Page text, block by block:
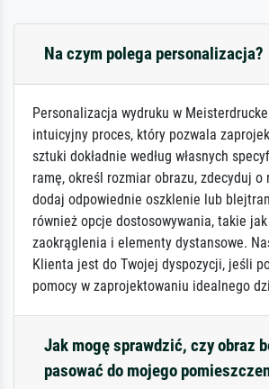
Na czym polega personalizacja?
Personalizacja wydruku w
intuicyjny proces, który pozwala
sztuki dokładnie według własnych
ramę, określ rozmiar obrazu, zdecyduj o
dodaj odpowiednie oszklenie lub
również opcje dostosowywania, takie
zaokrąglenia i elementy dystansowe.
Klienta jest do Twojej dyspozycji, jeśli
pomocy w zaprojektowaniu idealnego
Jak mogę sprawdzić, czy obraz
pasować do mojego